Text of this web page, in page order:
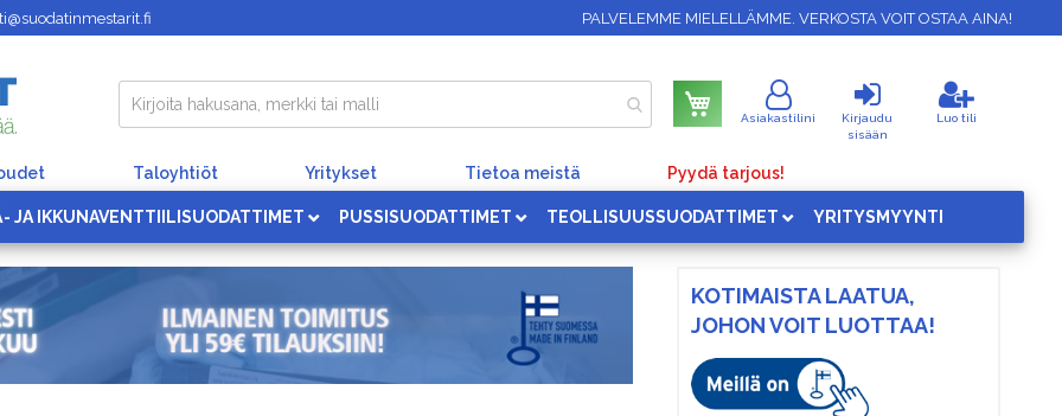
PALVELEMME MIELELLÄMME. VERKOSTA VOIT OSTAA AINA!
Ostoskori
Asiakastilini
Kirjaudu
sisään
Luo tili
Taloyhtiöt Yritykset Tietoa meistä Pyydä tarjous!
JA IKKUNAVENTTIILISUODATTIMET PUSSISUODATTIMET TEOLLISUUSSUODATTIMET YRITYSMYYNTI
KOTIMAISTA LAATUA,
JOHON VOIT LUOTTAA!